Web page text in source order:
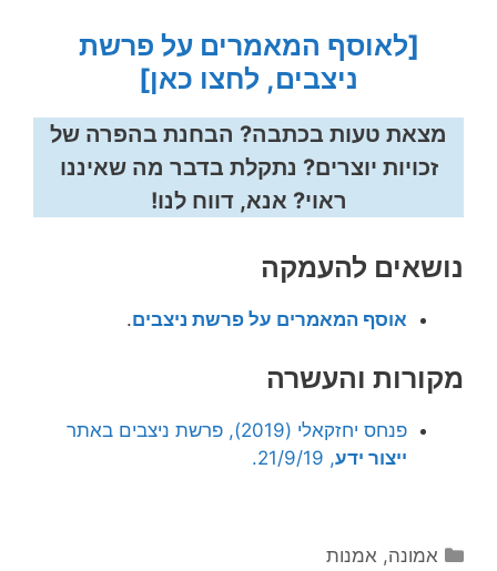
[לאוסף המאמרים על פרשת
ניצבים, לחצו כאן]
מצאת טעות בכתבה? הבחנת בהפרה של
זכויות יוצרים? נתקלת בדבר מה שאיננו
ראוי? אנא, דווח לנו!
נושאים להעמקה
אוסף המאמרים על פרשת ניצבים.
מקורות והעשרה
פנחס יחזקאלי (2019), פרשת ניצבים באתר
ייצור ידע, 21/9/19.
קטגוריות
אמונה, אמנות